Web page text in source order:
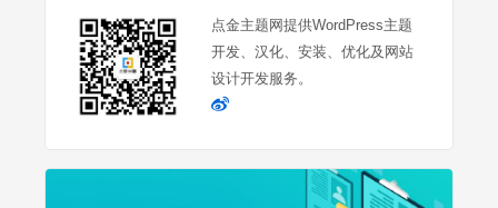
点金主题网提供WordPress主题
开发、汉化、安装、优化及网站
设计开发服务。